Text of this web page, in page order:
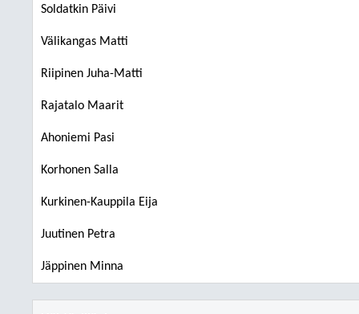
Soldatkin Päivi
Välikangas Matti
Riipinen Juha-Matti
Rajatalo Maarit
Ahoniemi Pasi
Korhonen Salla
Kurkinen-Kauppila Eija
Juutinen Petra
Jäppinen Minna